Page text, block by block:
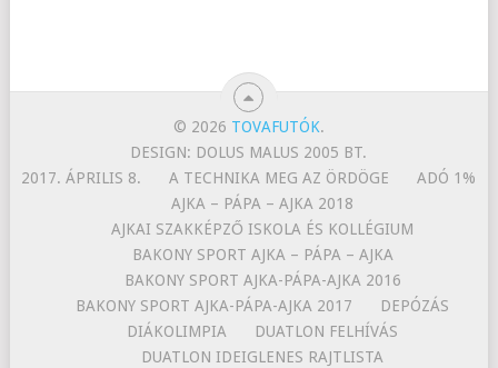
© 2026 TOVAFUTÓK.
DESIGN: DOLUS MALUS 2005 BT.
2017. ÁPRILIS 8.
A TECHNIKA MEG AZ ÖRDÖGE
ADÓ 1%
AJKA – PÁPA – AJKA 2018
AJKAI SZAKKÉPZŐ ISKOLA ÉS KOLLÉGIUM
BAKONY SPORT AJKA – PÁPA – AJKA
BAKONY SPORT AJKA-PÁPA-AJKA 2016
BAKONY SPORT AJKA-PÁPA-AJKA 2017
DEPÓZÁS
DIÁKOLIMPIA
DUATLON FELHÍVÁS
DUATLON IDEIGLENES RAJTLISTA